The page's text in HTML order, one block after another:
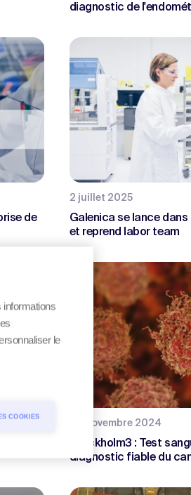
diagnostic de
de
2 juillet 2025
Galenica se lance
et reprend labor team
1er novembre 2024
Stockholm3 : Test
diagnostic fiable du
informations
le
COOKIES